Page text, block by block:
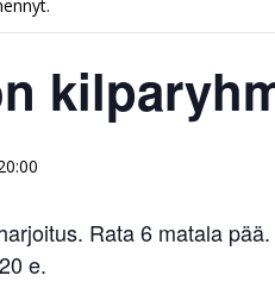
Rata 6 matala
e.